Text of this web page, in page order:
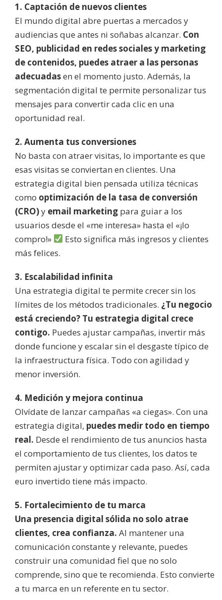
1. Captación de nuevos clientes
El mundo digital abre puertas a mercados y
audiencias que antes ni soñabas alcanzar. Con
SEO, publicidad en redes sociales y marketing
de contenidos, puedes atraer a las personas
adecuadasen el momento justo. Además, la
segmentación digital te permite personalizar tus
mensajes para convertir cada clic en una
oportunidad real.
2. Aumenta tus conversiones
No basta con atraer visitas, lo importante es que
esas visitas se conviertan en clientes. Una
estrategia digital bien pensada utiliza técnicas
como optimización de la tasa de conversión
(CRO)y email marketing para guiar a los
usuarios desde el «me interesa» hasta el «¡lo
compro!»
Esto significa más ingresos y clientes
más felices.
3. Escalabilidad infinita
Una estrategia digital te permite crecer sin los
límites de los métodos tradicionales. ¿Tu negocio
está creciendo? Tu estrategia digital crece
contigo. Puedes ajustar campañas, invertir más
donde funcione y escalar sin el desgaste típico de
la infraestructura física. Todo con agilidad y
menor inversión.
4. Medición y mejora continua
Olvídate de lanzar campañas «a ciegas». Con una
estrategia digital, puedes medir todo en tiempo
real. Desde el rendimiento de tus anuncios hasta
el comportamiento de tus clientes, los datos te
permiten ajustar y optimizar cada paso. Así, cada
euro invertido tiene más impacto.
5. Fortalecimiento de tu marca
Una presencia digital sólida no solo atrae
clientes, crea confianza. Al mantener una
comunicación constante y relevante, puedes
construir una comunidad fiel que no solo
comprende, sino que te recomienda. Esto convierte
a tu marca en un referente en tu sector.